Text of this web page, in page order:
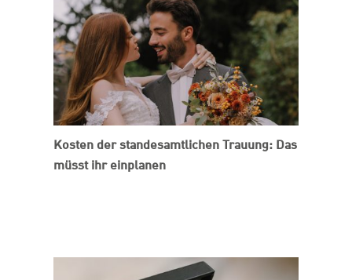
Kosten der standesamtlichen Trauung: Das
müsst ihr einplanen